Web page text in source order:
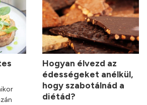
Hogyan élvezd az
édességeket anélkül,
hogy szabotálnád a
diétád?